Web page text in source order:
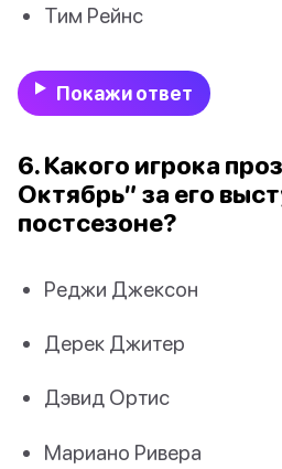
Тим Рейнс
Покажи ответ
6. Какого игрока
Октябрь” за его
постсезоне?
Реджи Джексон
Дерек Джитер
Дэвид Ортис
Мариано Ривера